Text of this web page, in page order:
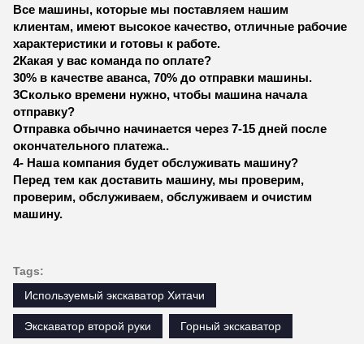
Все машины, которые мы поставляем нашим
клиентам, имеют высокое качество, отличные рабочие
характеристики и готовы к работе.
2Какая у вас команда по оплате?
30% в качестве аванса, 70% до отправки машины.
3Сколько времени нужно, чтобы машина начала
отправку?
Отправка обычно начинается через 7-15 дней после
окончательного платежа..
4- Наша компания будет обслуживать машину?
Перед тем как доставить машину, мы проверим,
проверим, обслуживаем, обслуживаем и очистим
машину.
Tags:
Используемый экскаватор Хитачи
Экскаватор второй руки Горный экскаватор